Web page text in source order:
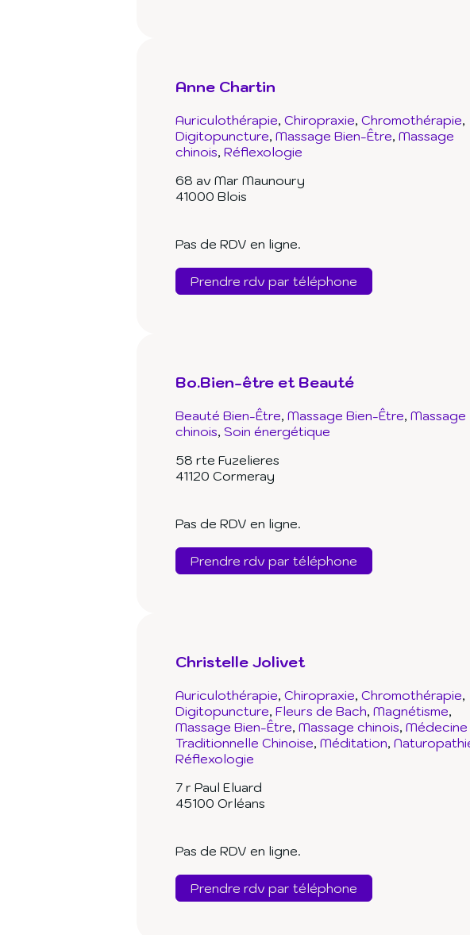
Anne Chartin
Auriculothérapie Chiropraxie Chromothérapie
Digitopuncture Massage Bien-Être Massage
chinois Réflexologie
68 av Mar Maunoury
41000 Blois
Pas de RDV en ligne.
Prendre rdv par téléphone
Bo.Bien-être et Beauté
Beauté Bien-Être Massage Bien-Être Massage
chinois Soin énergétique
58 rte Fuzelieres
41120 Cormeray
Pas de RDV en ligne.
Prendre rdv par téléphone
Christelle Jolivet
Auriculothérapie Chiropraxie Chromothérapie
Digitopuncture Fleurs de Bach Magnétisme
Massage Bien-Être Massage chinois Médecine
Traditionnelle Chinoise Méditation
Réflexologie
7 r Paul Eluard
45100 Orléans
Pas de RDV en ligne.
Prendre rdv par téléphone